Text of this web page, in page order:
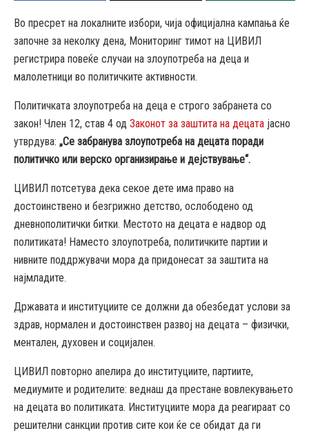
Во пресрет на локалните избори, чија официјална кампања ќе
започне за неколку дена, Мониторинг тимот на ЦИВИЛ
регистрира повеќе случаи на злоупотреба на деца и
малолетници во политичките активности.
Политичката злоупотреба на деца е строго забранета со
закон! Член 12, став 4 од Законот за заштита на децата јасно
утврдува: „Се забранува злоупотреба на децата поради
политичко или верско организирање и дејствување“.
ЦИВИЛ потсетува дека секое дете има право на
достоинствено и безгрижно детство, ослободено од
дневнополитички битки. Местото на децата е надвор од
политиката! Наместо злоупотреба, политичките партии и
нивните поддржувачи мора да придонесат за заштита на
најмладите.
Државата и институциите се должни да обезбедат услови за
здрав, нормален и достоинствен развој на децата – физички,
ментален, духовен и социјален.
ЦИВИЛ повторно апелира до институциите, партиите,
медиумите и родителите: веднаш да престане вовлекувањето
на децата во политиката. Институциите мора да реагираат со
решителни санкции против сите кои ќе се обидат да ги